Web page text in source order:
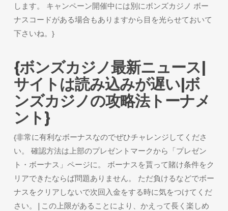
します。 キャンペーン開催中には別にボンズカジノ ボー
ナスコードがある場合もありますから目を光らせておいて
下さいね。}
{ボンズカジノ最新ニュース|
サイトは読み込みが遅い|ボ
ンズカジノの攻略法トーナメ
ント}
{非常に有利なボーナスなのでぜひチャレンジしてくださ
い。 確認方法は上部のプレゼントマークから「プレゼン
ト・ボーナス」ページに。 ボーナスを貰って賭け条件をク
リアできたならば問題ありません。 ただ負けるなどでボー
ナスをクリアしないで次回入金をする時に気をつけてくだ
さい。|この上限があることにより、かえって長く楽しめ